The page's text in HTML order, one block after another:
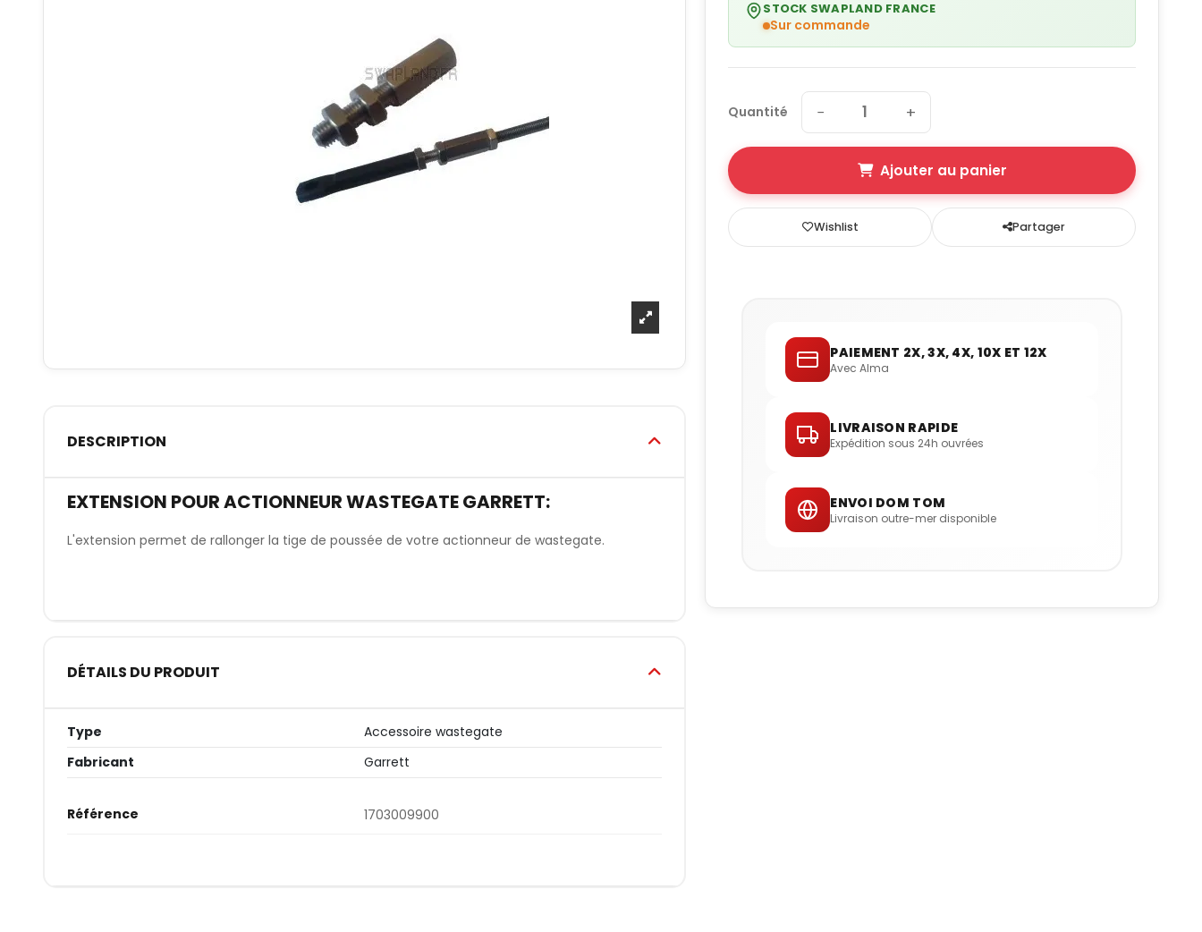
DESCRIPTION
EXTENSION POUR ACTIONNEUR WASTEGATE GARRETT:
L'extension permet de rallonger la tige de poussée de votre actionneur de wastegate.
DÉTAILS DU PRODUIT
Type
Accessoire wastegate
Fabricant
Garrett
Référence 1703009900
STOCK SWAPLAND FRANCE
Sur commande
Quantité − +
Ajouter au panier
Wishlist Partager
PAIEMENT 2X, 3X, 4X, 10X ET 12X
Avec Alma
LIVRAISON RAPIDE
Expédition sous 24h ouvrées
ENVOI DOM TOM
Livraison outre-mer disponible